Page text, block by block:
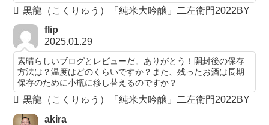
黒龍（こくりゅう）「純米大吟醸」二左衛門2022BY
flip
2025.01.29
素晴らしいブログとレビューだ。ありがとう！開封後の保存
方法は？温度はどのくらいですか？また、残ったお酒は長期
保存のために小瓶に移し替えるのですか？
黒龍（こくりゅう）「純米大吟醸」二左衛門2022BY
akira